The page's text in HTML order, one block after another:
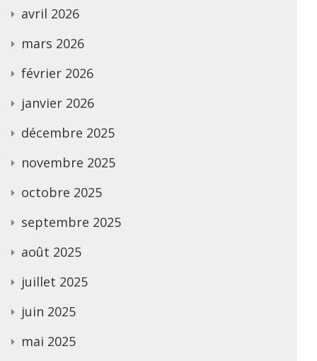
avril 2026
mars 2026
février 2026
janvier 2026
décembre 2025
novembre 2025
octobre 2025
septembre 2025
août 2025
juillet 2025
juin 2025
mai 2025